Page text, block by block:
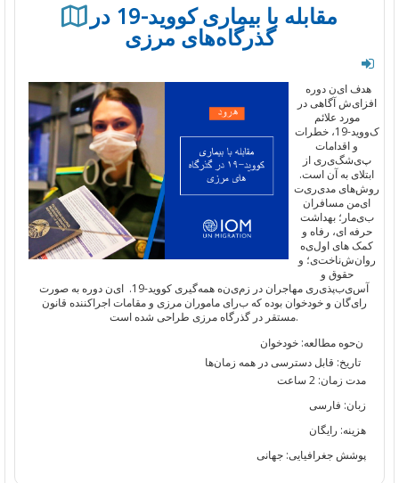
مقابله با بیماری کووید-19 در
گذرگاه‌های مرزی
هدفاین دوره
افزایش آگاهیدر
مورد علائم
کووید-19
، خطرات
و اقدامات
پیشگیریاز
ابتلایبه آن است.
روشهایمدیریت
ایمن مسافران
بیمار ؛ بهداشت
حرفهای، رفاه و
کمکهایاولیه
روان‌شناختی؛ و
حقوق و
آسیبپذیریمهاجران در زمینههمه‌گیریکووید-19. این دورهبه صورت
رایگان وخودخوان بودهکه برای ماموران مرزی و مقامات اجراکننده قانون
مستقر در گذرگاهمرزی طراحی شده است
.
نحوه مطالعه: خودخوان
تاریخ: قابلدسترسیدر همه زمان‌ها
مدت زمان: 2 ساعت
زبان: فارسی
هزینه: رایگان
پوشش جغرافیایی: جهانی